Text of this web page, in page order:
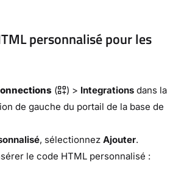
personnalisé pour les
( ) > Integrations dans la
de gauche du portail de la base de
, sélectionnez Ajouter.
le code HTML personnalisé :